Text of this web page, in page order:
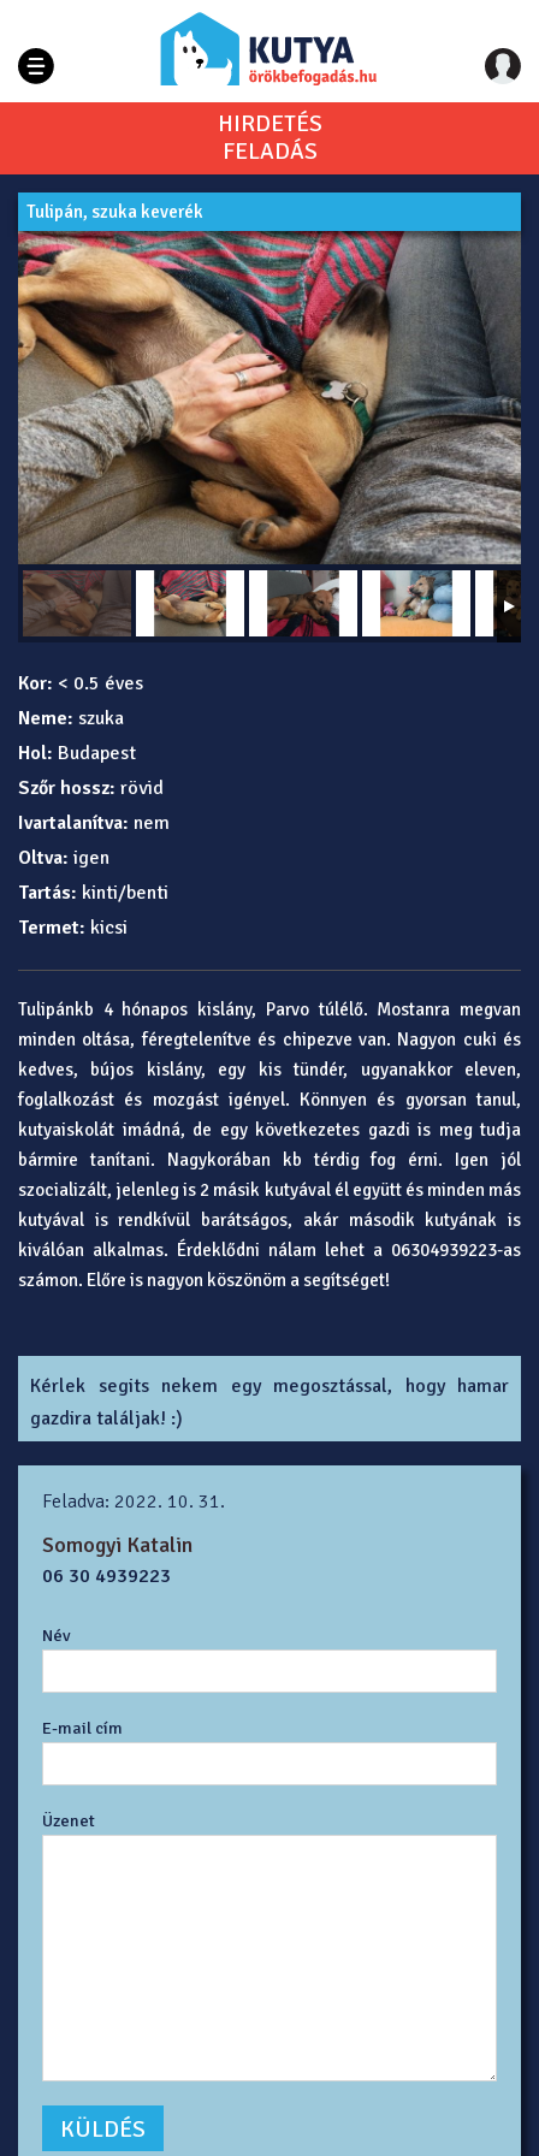
HIRDETÉS
FELADÁS
Tulipán, szuka keverék
Kor: < 0.5 éves
Neme: szuka
Hol: Budapest
Szőr hossz: rövid
Ivartalanítva: nem
Oltva: igen
Tartás: kinti/benti
Termet: kicsi
Tulipánkb 4 hónapos kislány, Parvo túlélő. Mostanra megvan
minden oltása, féregtelenítve és chipezve van. Nagyon cuki és
kedves, bújos kislány, egy kis tündér, ugyanakkor eleven,
foglalkozást és mozgást igényel. Könnyen és gyorsan tanul,
kutyaiskolát imádná, de egy következetes gazdi is meg tudja
bármire tanítani. Nagykorában kb térdig fog érni. Igen jól
szocializált, jelenleg is 2 másik kutyával él együtt és minden más
kutyával is rendkívül barátságos, akár második kutyának is
kiválóan alkalmas. Érdeklődni nálam lehet a 06304939223-as
számon. Előre is nagyon köszönöm a segítséget!
Kérlek segits nekem egy megosztással, hogy hamar
gazdira találjak! :)
Feladva: 2022. 10. 31.
Somogyi Katalin
06 30 4939223
Név
E-mail cím
Üzenet